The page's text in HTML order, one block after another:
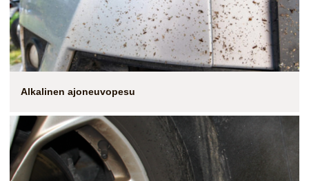
Alkalinen ajoneuvopesu